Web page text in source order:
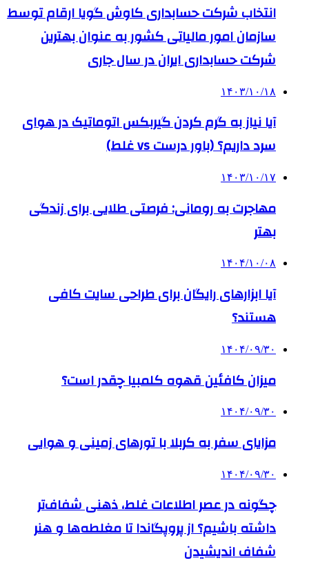
انتخاب شرکت حسابداری کاوش گویا ارقام توسط
سازمان امور مالیاتی کشور به عنوان بهترین
شرکت حسابداری ایران در سال جاری
۱۴۰۳/۱۰/۱۸
آیا نیاز به گرم کردن گیربکس اتوماتیک در هوای
سرد داریم؟ (باور درست vs غلط)
۱۴۰۳/۱۰/۱۷
مهاجرت به رومانی: فرصتی طلایی برای زندگی
بهتر
۱۴۰۴/۱۰/۰۸
آیا ابزارهای رایگان برای طراحی سایت کافی
هستند؟
۱۴۰۴/۰۹/۳۰
میزان کافئین قهوه کلمبیا چقدر است؟
۱۴۰۴/۰۹/۳۰
مزایای سفر به کربلا با تورهای زمینی و هوایی
۱۴۰۴/۰۹/۳۰
چگونه در عصر اطلاعات غلط، ذهنی شفاف‌تر
داشته باشیم؟ از پروپگاندا تا مغلطه‌ها و هنر
شفاف اندیشیدن